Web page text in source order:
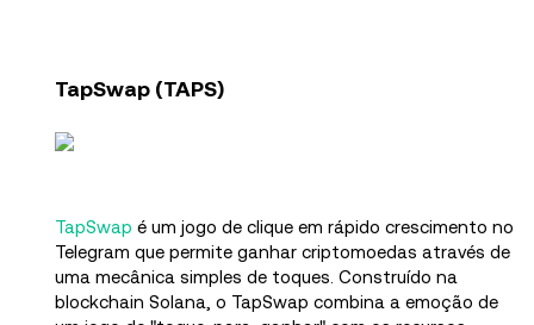
TapSwap (TAPS)
TapSwap é um jogo de clique em rápido crescimento no
Telegram que permite ganhar criptomoedas através de
uma mecânica simples de toques. Construído na
blockchain Solana, o TapSwap combina a emoção de